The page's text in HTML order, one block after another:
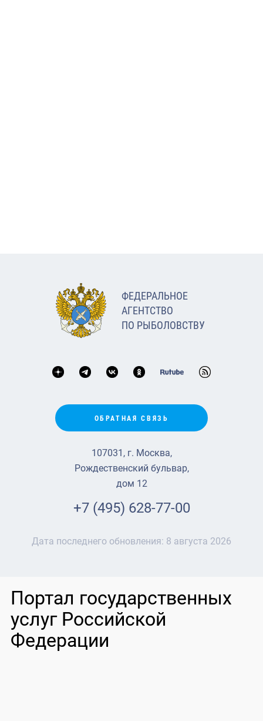
ФЕДЕРАЛЬНОЕ
АГЕНТСТВО
ПО РЫБОЛОВСТВУ
ОБРАТНАЯ СВЯЗЬ
107031, г. Москва,
Рождественский бульвар,
дом 12
+7 (495) 628-77-00
Дата последнего обновления: 8 августа 2026
Портал государственных
услуг Российской
Федерации